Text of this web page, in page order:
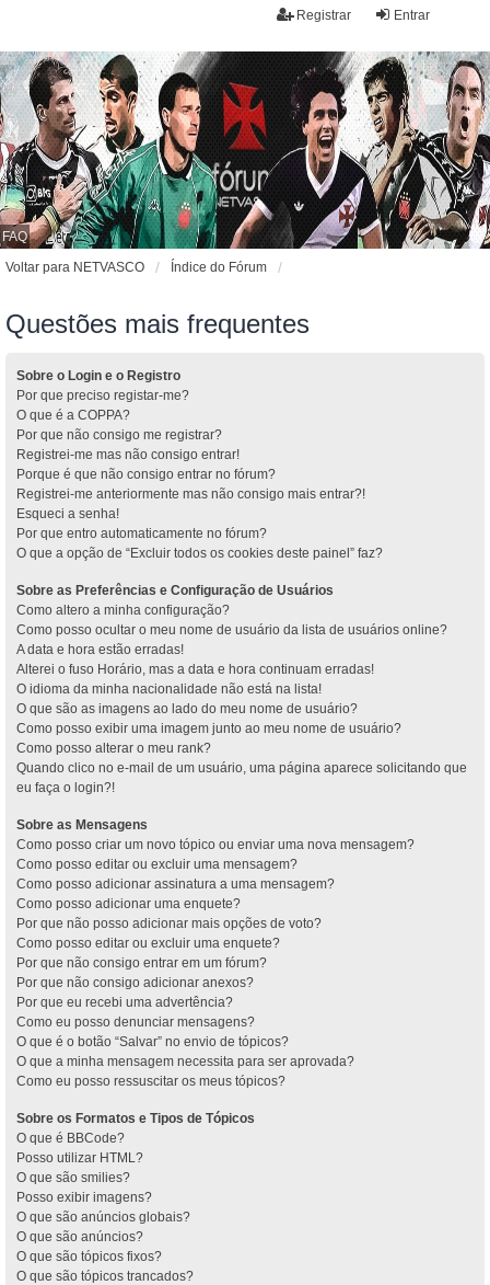
Entrar
Registrar
FAQ
Voltar para NETVASCO
Índice do Fórum
Questões mais frequentes
Sobre o Login e o Registro
Por que preciso registar-me?
O que é a COPPA?
Por que não consigo me registrar?
Registrei-me mas não consigo entrar!
Porque é que não consigo entrar no fórum?
Registrei-me anteriormente mas não consigo mais entrar?!
Esqueci a senha!
Por que entro automaticamente no fórum?
O que a opção de “Excluir todos os cookies deste painel” faz?
Sobre as Preferências e Configuração de Usuários
Como altero a minha configuração?
Como posso ocultar o meu nome de usuário da lista de usuários online?
A data e hora estão erradas!
Alterei o fuso Horário, mas a data e hora continuam erradas!
O idioma da minha nacionalidade não está na lista!
O que são as imagens ao lado do meu nome de usuário?
Como posso exibir uma imagem junto ao meu nome de usuário?
Como posso alterar o meu rank?
Quando clico no e-mail de um usuário, uma página aparece solicitando que
eu faça o login?!
Sobre as Mensagens
Como posso criar um novo tópico ou enviar uma nova mensagem?
Como posso editar ou excluir uma mensagem?
Como posso adicionar assinatura a uma mensagem?
Como posso adicionar uma enquete?
Por que não posso adicionar mais opções de voto?
Como posso editar ou excluir uma enquete?
Por que não consigo entrar em um fórum?
Por que não consigo adicionar anexos?
Por que eu recebi uma advertência?
Como eu posso denunciar mensagens?
O que é o botão “Salvar” no envio de tópicos?
O que a minha mensagem necessita para ser aprovada?
Como eu posso ressuscitar os meus tópicos?
Sobre os Formatos e Tipos de Tópicos
O que é BBCode?
Posso utilizar HTML?
O que são smilies?
Posso exibir imagens?
O que são anúncios globais?
O que são anúncios?
O que são tópicos fixos?
O que são tópicos trancados?